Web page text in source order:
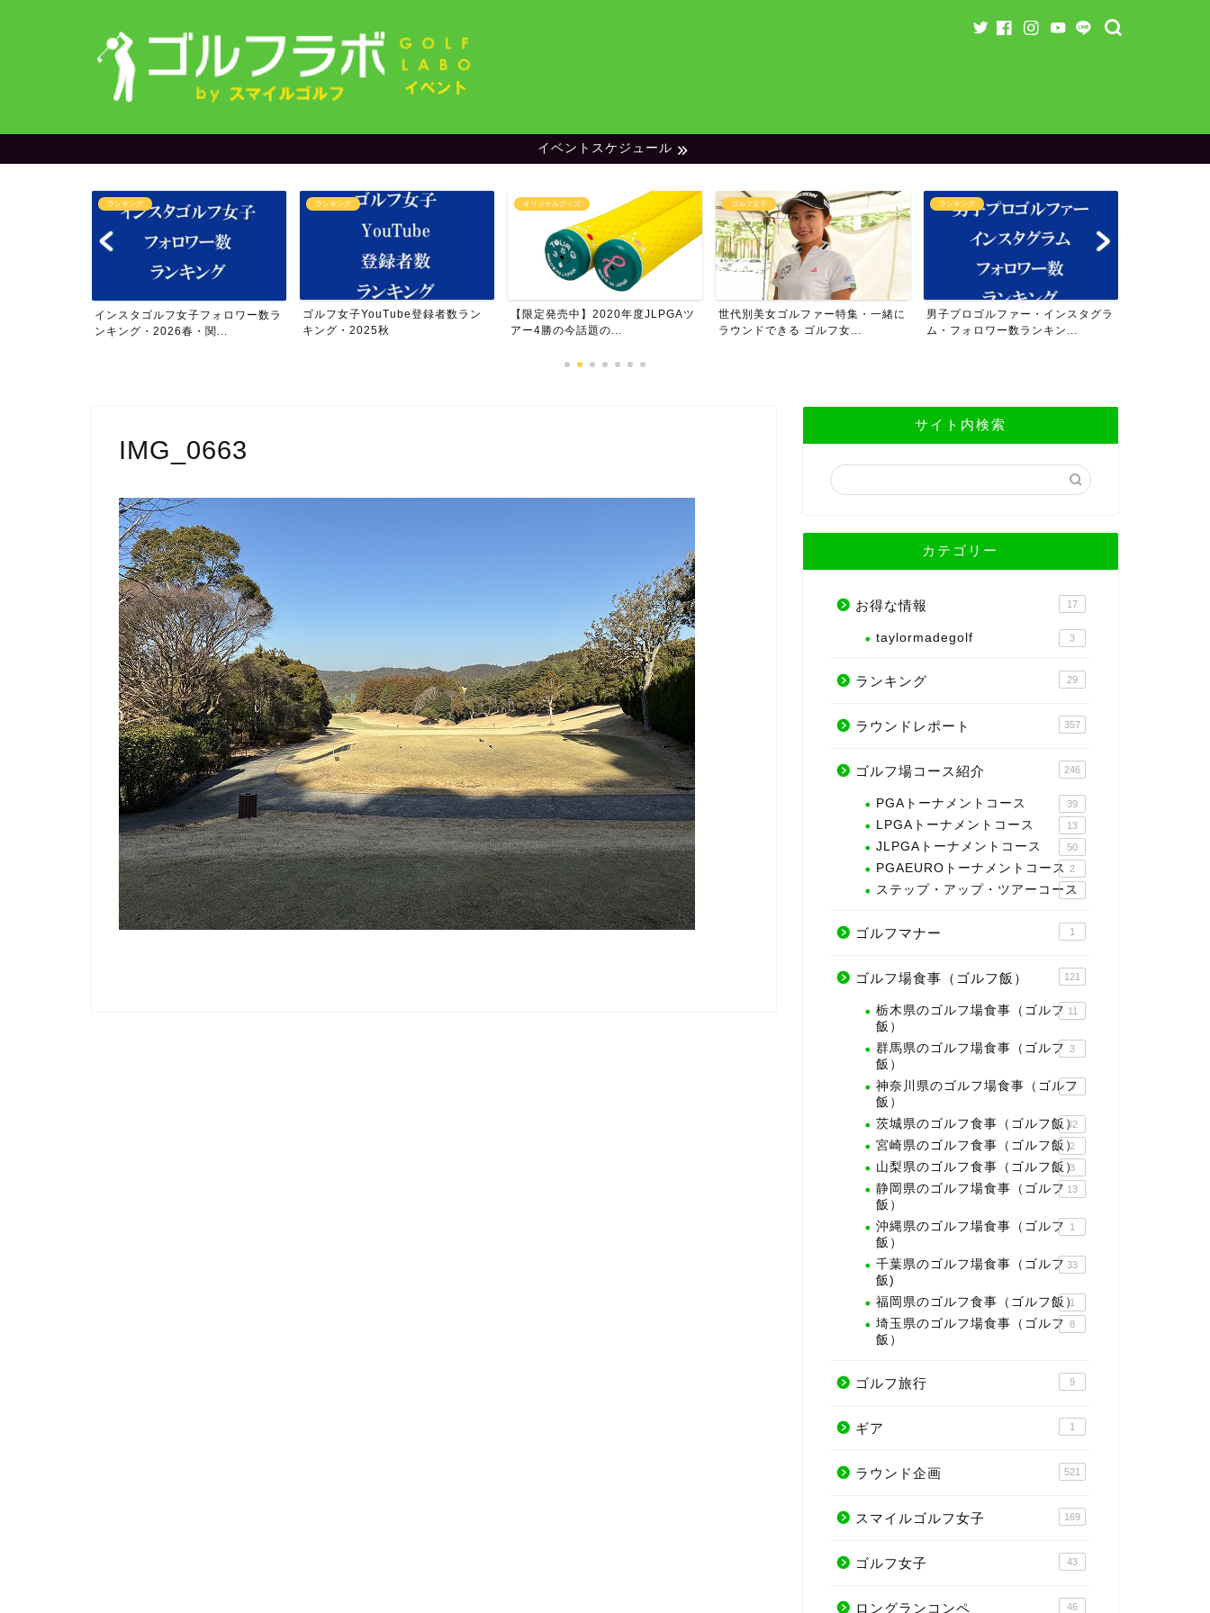
イベントスケジュール
ランキング
インスタゴルフ女子フォロワー数ラ
ンキング・2026春・関...
ランキング
ゴルフ女子YouTube登録者数ラン
キング・2025秋
オリジナルグッズ
【限定発売中】2020年度JLPGAツ
アー4勝の今話題の...
ゴルフ女子
世代別美女ゴルファー特集・一緒に
ラウンドできる ゴルフ女...
ランキング
男子プロゴルファー・インスタグラ
ム・フォロワー数ランキン...
IMG_0663
サイト内検索
カテゴリー
お得な情報 17
taylormadegolf 3
ランキング 29
ラウンドレポート 357
ゴルフ場コース紹介 246
PGAトーナメントコース 39
LPGAトーナメントコース 13
JLPGAトーナメントコース 50
PGAEUROトーナメントコース 2
ステップ・アップ・ツアーコース
3
ゴルフマナー 1
ゴルフ場食事（ゴルフ飯） 121
栃木県のゴルフ場食事（ゴルフ
飯）
11
群馬県のゴルフ場食事（ゴルフ
飯）
3
神奈川県のゴルフ場食事（ゴルフ
飯）
3
茨城県のゴルフ食事（ゴルフ飯）
32
宮崎県のゴルフ食事（ゴルフ飯）
2
山梨県のゴルフ食事（ゴルフ飯）
3
静岡県のゴルフ場食事（ゴルフ
飯）
13
沖縄県のゴルフ場食事（ゴルフ
飯）
1
千葉県のゴルフ場食事（ゴルフ
飯)
33
福岡県のゴルフ食事（ゴルフ飯）1
埼玉県のゴルフ場食事（ゴルフ
飯）
8
ゴルフ旅行 9
ギア 1
ラウンド企画 521
スマイルゴルフ女子 169
ゴルフ女子 43
ロングランコンペ 46